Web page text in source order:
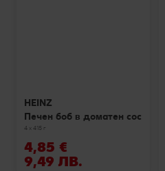
HEINZ
Печен боб в доматен сос
4 x 415 г
4,85 €
9,49 ЛВ.